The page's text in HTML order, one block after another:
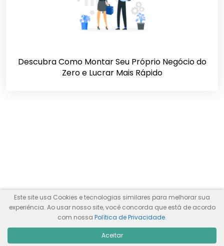
Descubra Como Montar Seu Próprio Negócio do
Zero e Lucrar Mais Rápido
Este site usa Cookies e tecnologias similares para melhorar sua
experiência. Ao usar nosso site, você concorda que está de acordo
com nossa Política de Privacidade.
Aceitar